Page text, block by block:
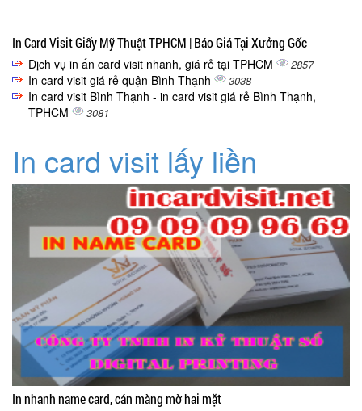
In Card Visit Giấy Mỹ Thuật TPHCM | Báo Giá Tại Xưởng Gốc
Dịch vụ in ấn card visit nhanh, giá rẻ tại TPHCM 2857
In card visit giá rẻ quận Bình Thạnh 3038
In card visit Bình Thạnh - in card visit giá rẻ Bình Thạnh,
TPHCM
3081
In card visit lấy liền
In nhanh name card, cán màng mờ hai mặt